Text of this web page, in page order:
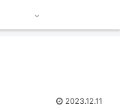
2023.12.11